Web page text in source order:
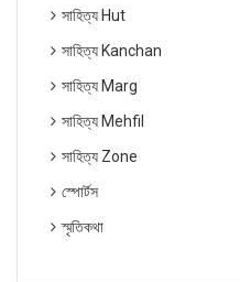
সাহিত্য Hut
সাহিত্য Kanchan
সাহিত্য Marg
সাহিত্য Mehfil
সাহিত্য Zone
স্পোর্টস
স্মৃতিকথা